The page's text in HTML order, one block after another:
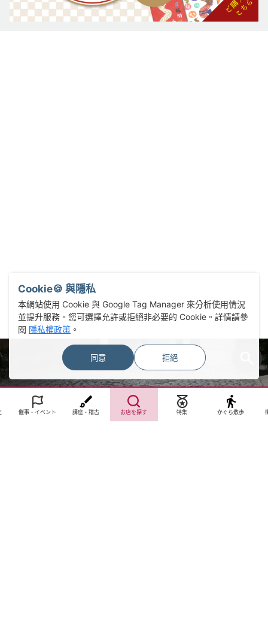
Select Language▼
催事・イベント 講座・稽古 お店を探す 特集 かぐら散歩
Cookie🍪 與隱私
本網站使用 Cookie 與 Google Tag Manager 來分析使用情況
並提升服務。您可選擇允許或拒絕非必要的 Cookie。詳情請參
閱 隱私權政策 。
同意 拒絕